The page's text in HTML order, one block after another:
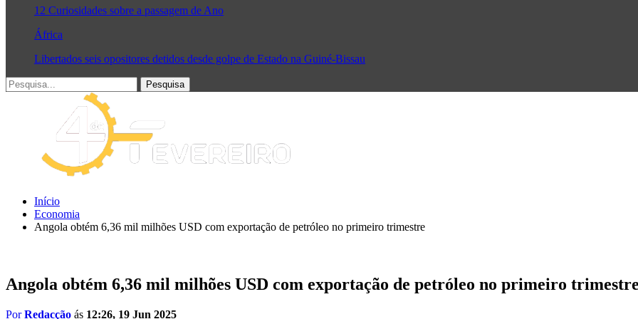
12 Curiosidades sobre a passagem de Ano
África
Libertados seis opositores detidos desde golpe de Estado na Guiné-Bissau
Início
Economia
Angola obtém 6,36 mil milhões USD com exportação de petróleo no primeiro trimestre
Angola obtém 6,36 mil milhões USD com exportação de petróleo no primeiro
PorRedacção ás 12:26, 19 Jun 2025